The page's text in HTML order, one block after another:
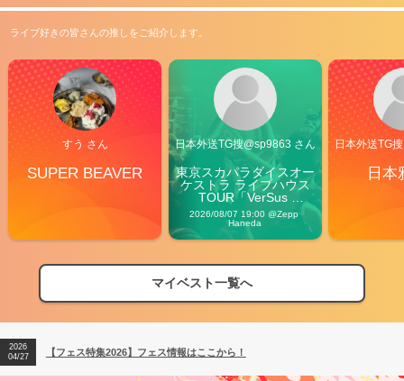
ライブ好きの皆さんの推しをご紹介します。
すう さん
SUPER BEAVER
日本外送TG搜@sp9863 さん
東京スカパラダイスオー
ケストラ ライブハウス
TOUR「VerSus
Carnival」
2026/08/07 19:00 @Zepp
Haneda
日本外送TG
日本
マイベスト一覧へ
【フェス特集2026】フェス情報はここから！
【ライブ動員ランキング】2026年上半期編発表！
2026
04/27
【フェス特集2026】フェス情報はここから！
2026